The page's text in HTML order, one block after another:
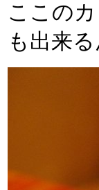
ここの
も出来